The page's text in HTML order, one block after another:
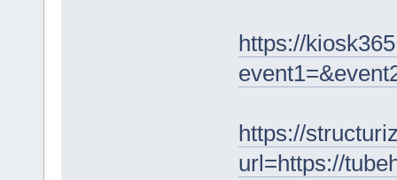
https://
https://
url=https://